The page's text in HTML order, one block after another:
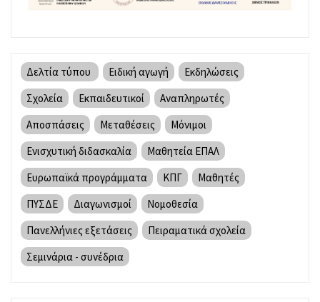
Δελτία τύπου Ειδική αγωγή
Εκδηλώσεις
Σχολεία
Εκπαιδευτικοί
Αναπληρωτές
Αποσπάσεις
Μεταθέσεις
Μόνιμοι
Ενισχυτική διδασκαλία
Μαθητεία ΕΠΑΛ
Ευρωπαϊκά προγράμματα
ΚΠΓ
Μαθητές
ΠΥΣΔΕ
Διαγωνισμοί
Νομοθεσία
Πανελλήνιες εξετάσεις
Πειραματικά σχολεία
Σεμινάρια - συνέδρια